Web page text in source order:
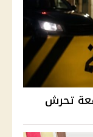
تحرش